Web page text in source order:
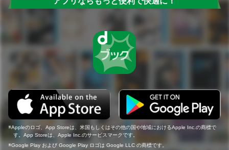
Appleのロゴ、App Storeは、米国もしくはその他の国や地域におけるApple Inc.の商標で
す。App Storeは、Apple Inc.のサービスマークです。
Google Play および Google Play ロゴは Google LLC の商標です。